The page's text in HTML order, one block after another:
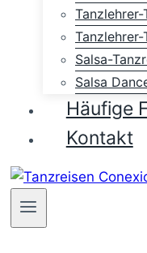
Tanzlehrer-
Salsa-
Salsa
Häufige
Kontakt